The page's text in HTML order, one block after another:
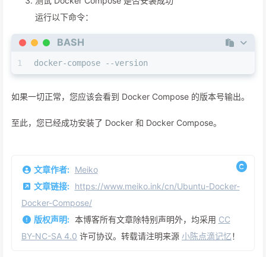
运行以下命令：
BASH
1 docker-compose --version
如果一切正常，您应该会看到 Docker Compose 的版本号输出。
至此，您已经成功安装了 Docker 和 Docker Compose。
文章作者: Meiko
文章链接: https://www.meiko.ink/cn/Ubuntu-Docker-
Docker-Compose/
版权声明: 本博客所有文章除特别声明外，均采用 CC
BY-NC-SA 4.0 许可协议。转载请注明来源 小陈点滴记忆！